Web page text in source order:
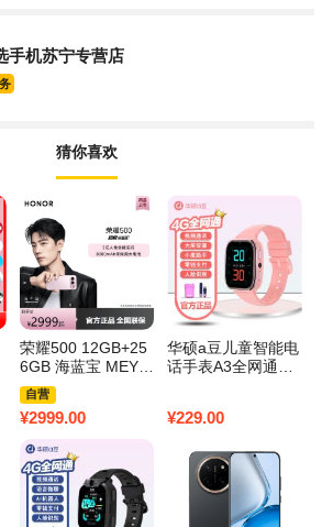
手机苏宁专营店
猜你喜欢
荣耀500 12GB+25
6GB 海蓝宝 MEY-A
N00 双卡 焕新版 全
网通版手机
自营
¥2999.00
华硕a豆儿童智能电
话手表A3全网通视
水学生礼物 冰桃粉
¥229.00